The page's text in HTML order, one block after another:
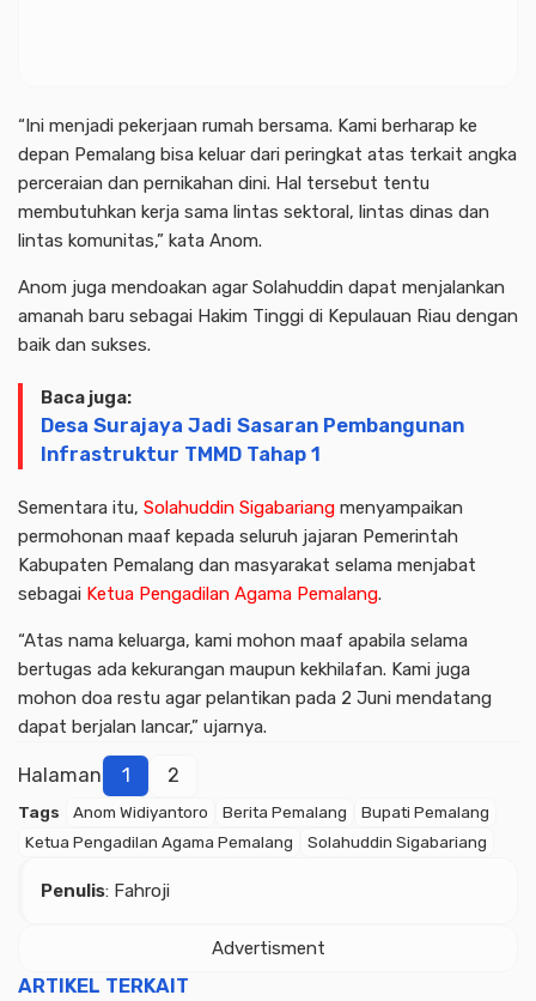
“Ini menjadi pekerjaan rumah bersama. Kami berharap ke
depan Pemalang bisa keluar dari peringkat atas terkait angka
perceraian dan pernikahan dini. Hal tersebut tentu
membutuhkan kerja sama lintas sektoral, lintas dinas dan
lintas komunitas,” kata Anom.
Anom juga mendoakan agar Solahuddin dapat menjalankan
amanah baru sebagai Hakim Tinggi di Kepulauan Riau dengan
baik dan sukses.
Baca juga:
Desa Surajaya Jadi Sasaran Pembangunan
Infrastruktur TMMD Tahap 1
Sementara itu, Solahuddin Sigabariang menyampaikan
permohonan maaf kepada seluruh jajaran Pemerintah
Kabupaten Pemalang dan masyarakat selama menjabat
sebagai Ketua Pengadilan Agama Pemalang.
“Atas nama keluarga, kami mohon maaf apabila selama
bertugas ada kekurangan maupun kekhilafan. Kami juga
mohon doa restu agar pelantikan pada 2 Juni mendatang
dapat berjalan lancar,” ujarnya.
Halaman 1 2
Tags Anom Widiyantoro Berita Pemalang
Bupati Pemalang
Ketua Pengadilan Agama Pemalang
Solahuddin Sigabariang
Penulis: Fahroji
Advertisment
ARTIKEL TERKAIT